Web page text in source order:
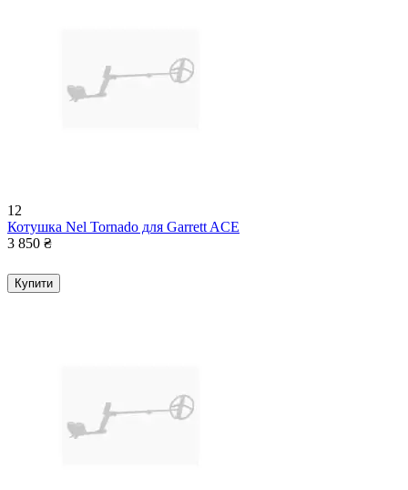
12
Котушка Nel Tornado для Garrett ACE
3 850 ₴
Купити